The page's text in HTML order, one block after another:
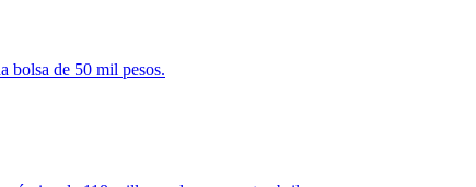
bolsa de 50 mil pesos.